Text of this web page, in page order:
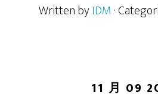
Written byIDM ·
11 月 09